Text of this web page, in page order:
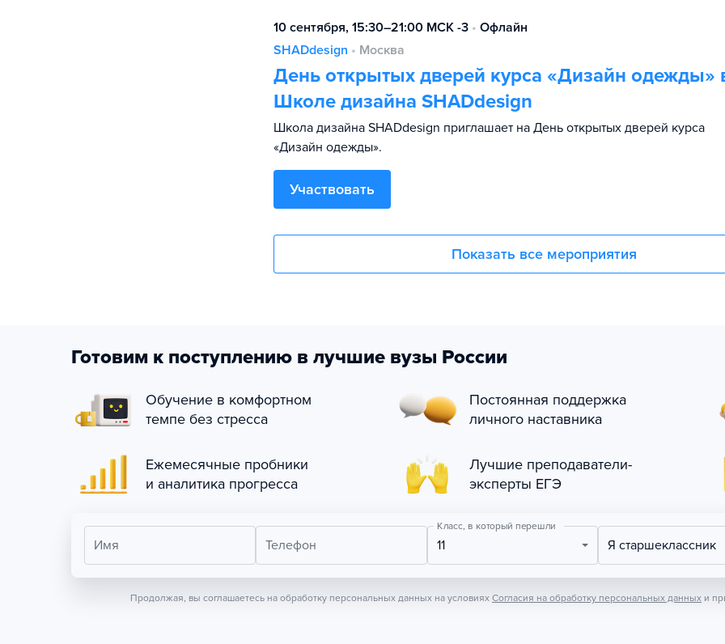
10 сентября, 15:30–21:00 МСК -3 • Офлайн
SHADdesign • Москва
День открытых дверей курса «Дизайн одежды»
Школе дизайна SHADdesign
Школа дизайна SHADdesign приглашает на День открытых дверей курса
«Дизайн одежды».
Участвовать
Показать все мероприятия
Готовим к поступлению в лучшие вузы России
Обучение в комфортном
темпе без стресса
Постоянная поддержка
личного наставника
Ежемесячные пробники
и аналитика прогресса
Лучшие преподаватели-
эксперты ЕГЭ
Имя Телефон
Класс, в который перешли
11 Я старшеклассник
Продолжая, вы соглашаетесь на обработку персональных данных на условиях Согласия на обработку персональных данных и